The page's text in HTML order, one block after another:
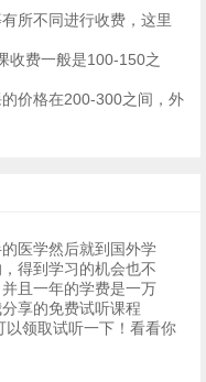
所不同进行收费，这里
收费一般是100-150之
价格在200-300之间，外
医学然后就到国外学
得到学习的机会也不
且一年的学费是一万
享的免费试听课程
以领取试听一下！看看你